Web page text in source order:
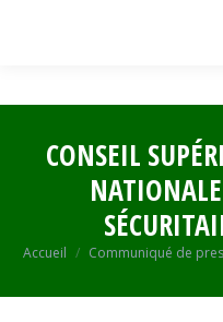
CONSEIL
Vous êtes ici :
Accueil Communiqué de